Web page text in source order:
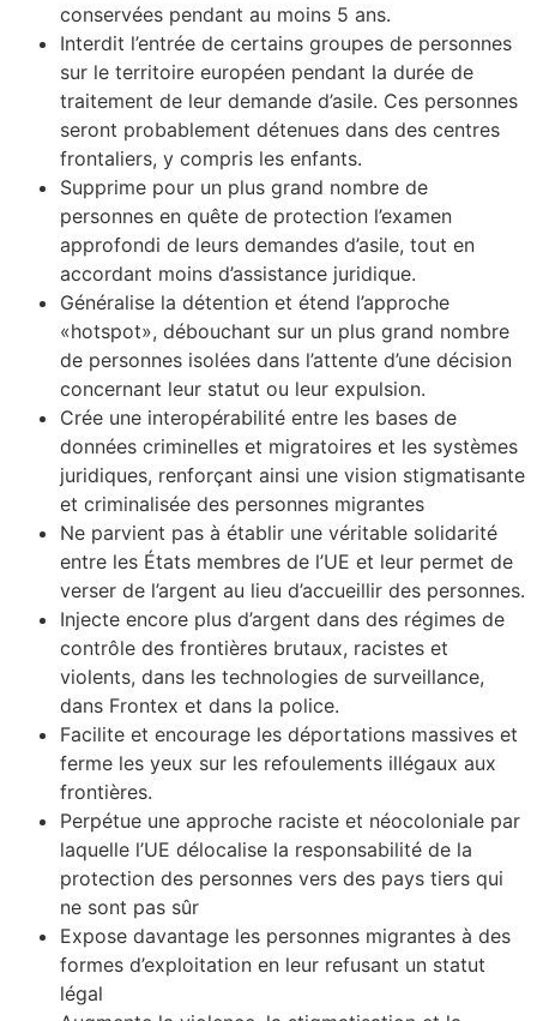
conservées pendant au moins 5 ans.
Interdit l’entrée de certains groupes de personnes
sur le territoire européen pendant la durée de
traitement de leur demande d’asile. Ces personnes
seront probablement détenues dans des centres
frontaliers, y compris les enfants.
Supprime pour un plus grand nombre de
personnes en quête de protection l’examen
approfondi de leurs demandes d’asile, tout en
accordant moins d’assistance juridique.
Généralise la détention et étend l’approche
«hotspot», débouchant sur un plus grand nombre
de personnes isolées dans l’attente d’une décision
concernant leur statut ou leur expulsion.
Crée une interopérabilité entre les bases de
données criminelles et migratoires et les systèmes
juridiques, renforçant ainsi une vision stigmatisante
et criminalisée des personnes migrantes
Ne parvient pas à établir une véritable solidarité
entre les États membres de l’UE et leur permet de
verser de l’argent au lieu d’accueillir des personnes.
Injecte encore plus d’argent dans des régimes de
contrôle des frontières brutaux, racistes et
violents, dans les technologies de surveillance,
dans Frontex et dans la police.
Facilite et encourage les déportations massives et
ferme les yeux sur les refoulements illégaux aux
frontières.
Perpétue une approche raciste et néocoloniale par
laquelle l’UE délocalise la responsabilité de la
protection des personnes vers des pays tiers qui
ne sont pas sûr
Expose davantage les personnes migrantes à des
formes d’exploitation en leur refusant un statut
légal